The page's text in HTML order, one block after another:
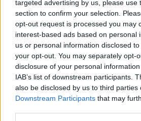
targeted advertising by us, please use
section to confirm your selection.
opt-out request is processed you may
interest-based ads based on personal
us or personal information disclosed
your opt-out. You may separately opt-
disclosure of your personal
IAB’s list of downstream participants.
also be disclosed by us to third parties
Downstream Participants that may